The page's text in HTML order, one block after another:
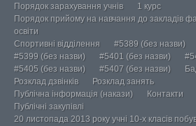
Порядок зарахування учнів
1 курс
Порядок прийому на навчання до закладів
освіти
Спортивні відділення
#5389 (без назви)
#5399 (без назви)
#5401 (без назви)
#5405 (без назви)
#5407 (без назви)
Розклад дзвінків
Розклад занять
Публічна інформація (накази)
Контакти
Публічні закупівлі
20 листопада 2013 року учні 10-х класів